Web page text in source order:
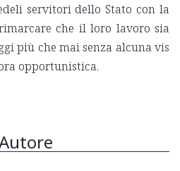
servitori dello Stato con la
che il loro lavoro sia
più che mai senza alcuna vis
opportunistica.